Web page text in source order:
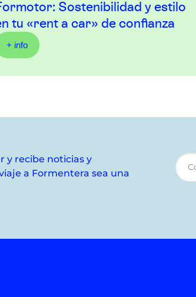
Sostenibilidad y estilo
tu «rent a car» de confianza
+ info
y recibe noticias y
a Formentera sea una